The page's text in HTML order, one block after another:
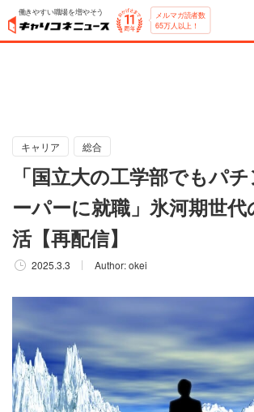
働きやすい職場を増やそう メルマガ読者数
65万人以上！
キャリア 総合
「国立大の工学部でもパ
ーパーに就職」氷河期世
活【再配信】
2025.3.3 Author:okei